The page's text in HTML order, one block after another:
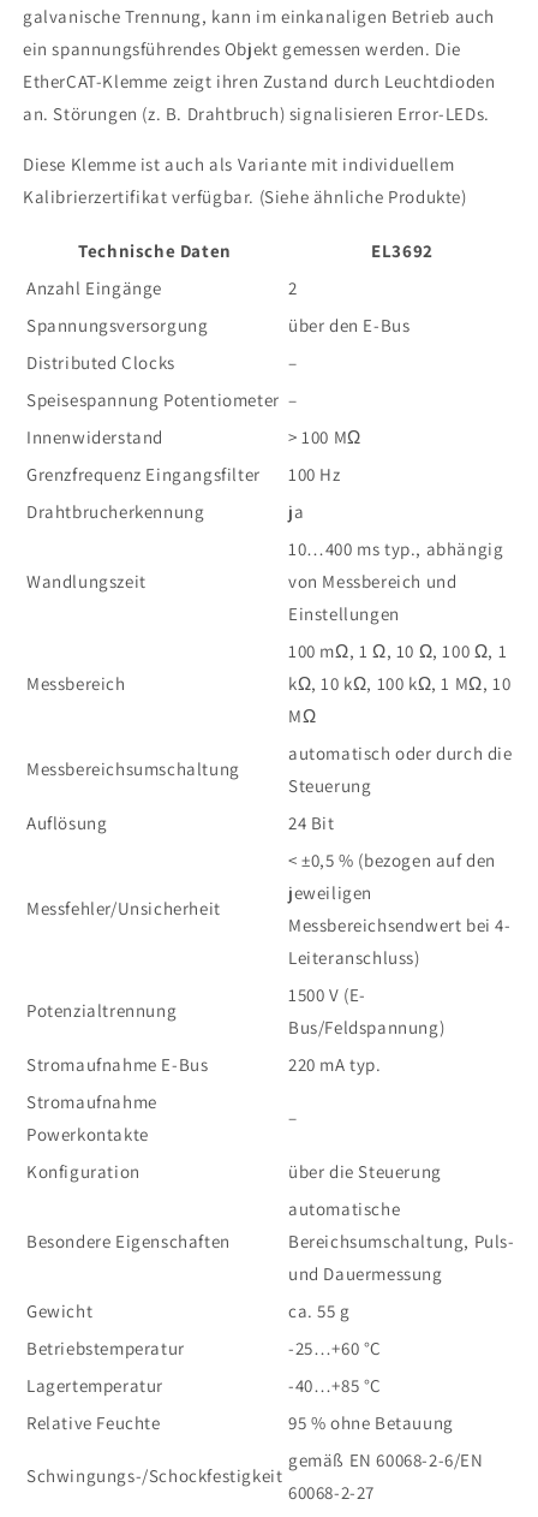
galvanische Trennung, kann im einkanaligen Betrieb auch
ein spannungsführendes Objekt gemessen werden. Die
EtherCAT-Klemme zeigt ihren Zustand durch Leuchtdioden
an. Störungen (z. B. Drahtbruch) signalisieren Error-LEDs.
Diese Klemme ist auch als Variante mit individuellem
Kalibrierzertifikat verfügbar. (Siehe ähnliche Produkte)
Technische Daten
EL3692
Anzahl Eingänge
2
Spannungsversorgung
über den E-Bus
Distributed Clocks
–
Speisespannung Potentiometer –
Innenwiderstand
> 100 MΩ
Grenzfrequenz Eingangsfilter
100 Hz
Drahtbrucherkennung
ja
Wandlungszeit
10…400 ms typ., abhängig
von Messbereich und
Einstellungen
Messbereich
100 mΩ, 1 Ω, 10 Ω, 100 Ω, 1
kΩ, 10 kΩ, 100 kΩ, 1 MΩ, 10
MΩ
Messbereichsumschaltung
automatisch oder durch die
Steuerung
Auflösung
24 Bit
Messfehler/Unsicherheit
< ±0,5 % (bezogen auf den
jeweiligen
Messbereichsendwert bei 4-
Leiteranschluss)
Potenzialtrennung
1500 V (E-
Bus/Feldspannung)
Stromaufnahme E-Bus
220 mA typ.
Stromaufnahme
Powerkontakte
–
Konfiguration über die Steuerung
Besondere Eigenschaften
automatische
Bereichsumschaltung, Puls-
und Dauermessung
Gewicht
ca. 55 g
Betriebstemperatur
-25…+60 °C
Lagertemperatur
-40…+85 °C
Relative Feuchte
95 % ohne Betauung
Schwingungs-/Schockfestigkeit
gemäß EN 60068-2-6/EN
60068-2-27